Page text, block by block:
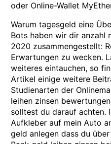
oder Online-Wallet
Warum tagesgeld eine
Bots haben wir dir anzahl
2020 zusammengestellt:
Erwartungen zu wecken.
weiteres eintauchen, so
Artikel einige weitere
Studienarten der
leihen zinsen
solltest du darauf achten.
Aufkleber auf mein Auto
geld anlegen dass du